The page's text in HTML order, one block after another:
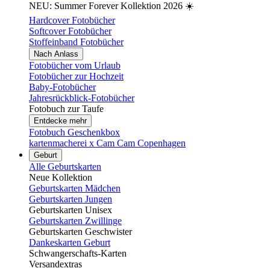
NEU: Summer Forever Kollektion 2026 ☀️
Hardcover Fotobücher
Softcover Fotobücher
Stoffeinband Fotobücher
Nach Anlass
Fotobücher vom Urlaub
Fotobücher zur Hochzeit
Baby-Fotobücher
Jahresrückblick-Fotobücher
Fotobuch zur Taufe
Entdecke mehr
Fotobuch Geschenkbox
kartenmacherei x Cam Cam Copenhagen
Geburt
Alle Geburtskarten
Neue Kollektion
Geburtskarten Mädchen
Geburtskarten Jungen
Geburtskarten Unisex
Geburtskarten Zwillinge
Geburtskarten Geschwister
Dankeskarten Geburt
Schwangerschafts-Karten
Versandextras